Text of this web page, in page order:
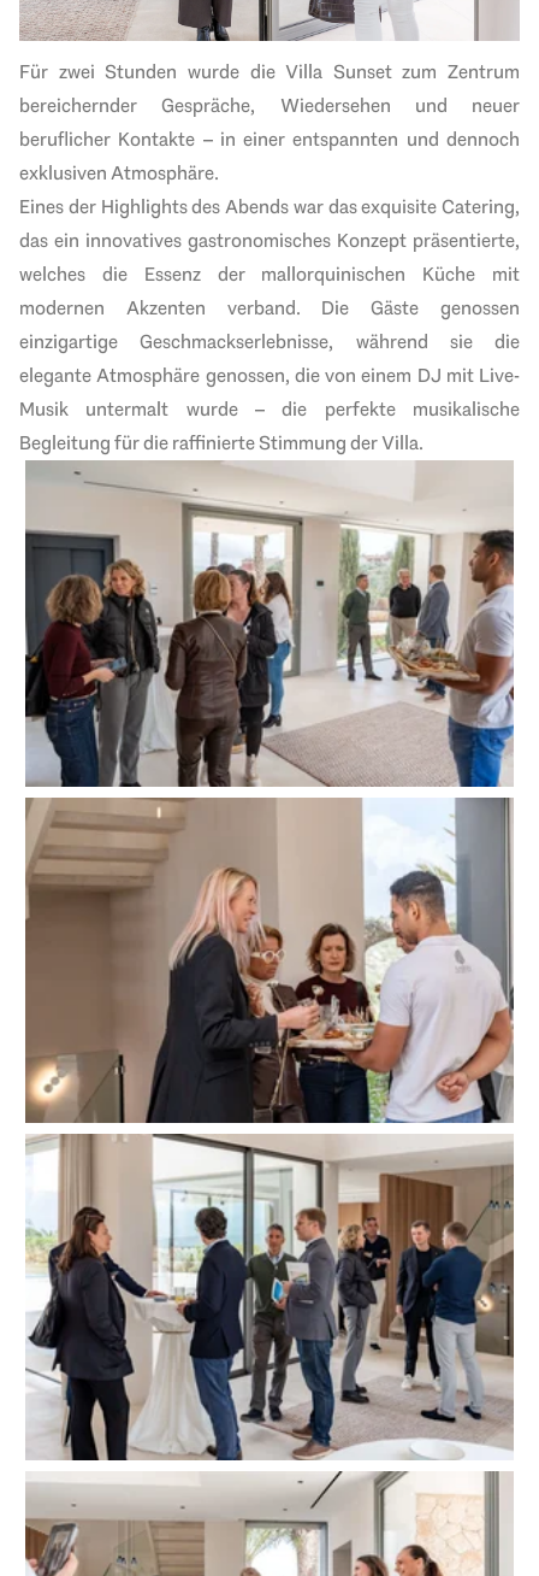
Für zwei Stunden wurde die Villa Sunset zum Zentrum
bereichernder Gespräche, Wiedersehen und neuer
beruflicher Kontakte – in einer entspannten und dennoch
exklusiven Atmosphäre.
Eines der Highlights des Abends war das exquisite Catering,
das ein innovatives gastronomisches Konzept präsentierte,
welches die Essenz der mallorquinischen Küche mit
modernen Akzenten verband. Die Gäste genossen
einzigartige Geschmackserlebnisse, während sie die
elegante Atmosphäre genossen, die von einem DJ mit Live-
Musik untermalt wurde – die perfekte musikalische
Begleitung für die raffinierte Stimmung der Villa.